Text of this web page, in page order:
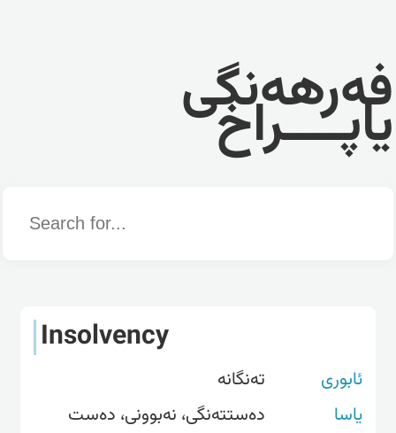
فەرهەنگی
یاپــــراخ
Word
Insolvency
ئابوری
یاسا
دەستتەنگی، نەبوونی، دەست